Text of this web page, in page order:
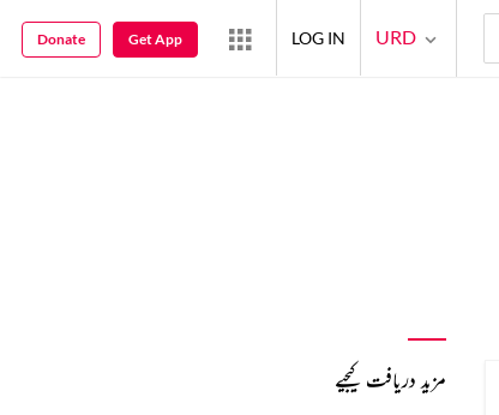
مزید دریافت کیجیے
URD
LOG IN
Get App
Donate